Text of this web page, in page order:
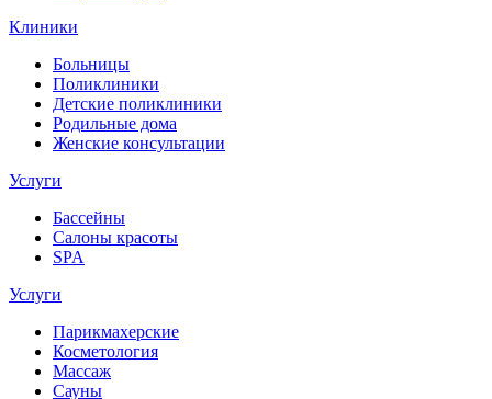
Клиники
Больницы
Поликлиники
Детские поликлиники
Родильные дома
Женские консультации
Услуги
Бассейны
Салоны красоты
SPA
Услуги
Парикмахерские
Косметология
Массаж
Сауны